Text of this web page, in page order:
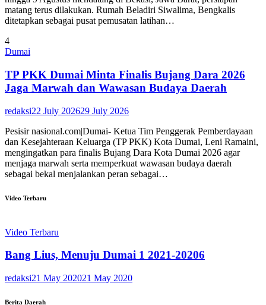
matang terus dilakukan. Rumah Beladiri Siwalima, Bengkalis
ditetapkan sebagai pusat pemusatan latihan…
4
Dumai
TP PKK Dumai Minta Finalis Bujang Dara 2026
Jaga Marwah dan Wawasan Budaya Daerah
redaksi22 July 202629 July 2026
Pesisir nasional.com|Dumai- Ketua Tim Penggerak Pemberdayaan
dan Kesejahteraan Keluarga (TP PKK) Kota Dumai, Leni Ramaini,
mengingatkan para finalis Bujang Dara Kota Dumai 2026 agar
menjaga marwah serta memperkuat wawasan budaya daerah
sebagai bekal menjalankan peran sebagai…
Video Terbaru
Video Terbaru
Bang Lius, Menuju Dumai 1 2021-20206
redaksi21 May 202021 May 2020
Berita Daerah